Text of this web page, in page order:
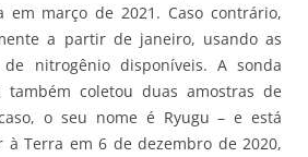
março de 2021. Caso contrário,
a partir de janeiro, usando as
nitrogênio disponíveis. A sonda
também coletou duas amostras de
o seu nome é Ryugu – e está
Terra em 6 de dezembro de 2020,